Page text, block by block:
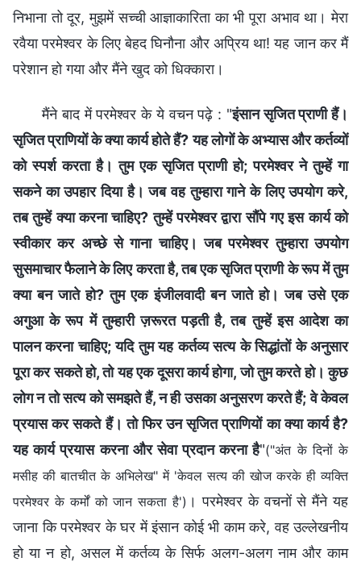
निभाना तो दूर, मुझमें सच्ची आज्ञाकारिता का भी पूरा अभाव था। मेरा
रवैया परमेश्वर के लिए बेहद घिनौना और अप्रिय था! यह जान कर मैं
परेशान हो गया और मैंने खुद को धिक्कारा।
मैंने बाद में परमेश्वर के ये वचन पढ़े : "इंसान सृजित प्राणी हैं।
सृजित प्राणियों के क्या कार्य होते हैं? यह लोगों के अभ्यास और कर्तव्यों
को स्पर्श करता है। तुम एक सृजित प्राणी हो; परमेश्वर ने तुम्हें गा
सकने का उपहार दिया है। जब वह तुम्हारा गाने के लिए उपयोग करे,
तब तुम्हें क्या करना चाहिए? तुम्हें परमेश्वर द्वारा सौंपे गए इस कार्य को
स्वीकार कर अच्छे से गाना चाहिए। जब परमेश्वर तुम्हारा उपयोग
सुसमाचार फैलाने के लिए करता है, तब एक सृजित प्राणी के रूप में तुम
क्या बन जाते हो? तुम एक इंजीलवादी बन जाते हो। जब उसे एक
अगुआ के रूप में तुम्हारी ज़रूरत पड़ती है, तब तुम्हें इस आदेश का
पालन करना चाहिए; यदि तुम यह कर्तव्य सत्य के सिद्धांतों के अनुसार
पूरा कर सकते हो, तो यह एक दूसरा कार्य होगा, जो तुम करते हो। कुछ
लोग न तो सत्य को समझते हैं, न ही उसका अनुसरण करते हैं; वे केवल
प्रयास कर सकते हैं। तो फिर उन सृजित प्राणियों का क्या कार्य है?
यह कार्य प्रयास करना और सेवा प्रदान करना है"("अंत के दिनों के
मसीह की बातचीत के अभिलेख" में 'केवल सत्य की खोज करके ही व्यक्ति
परमेश्वर के कर्मों को जान सकता है') । परमेश्वर के वचनों से मैंने यह
जाना कि परमेश्वर के घर में इंसान कोई भी काम करे, वह उल्लेखनीय
हो या न हो, असल में कर्तव्य के सिर्फ अलग-अलग नाम और काम